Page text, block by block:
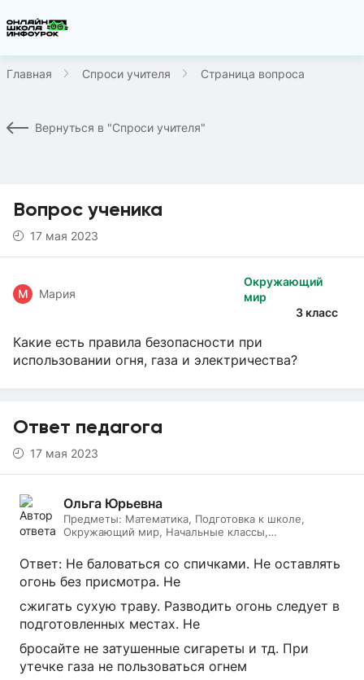
Главная Спроси учителя Страница вопроса
Вернуться в "Спроси учителя"
Вопрос ученика
17 мая 2023
Окружающий
мир
3 класс
М Мария
Какие есть правила безопасности при
использовании огня, газа и электричества?
Ответ педагога
17 мая 2023
Ольга Юрьевна
Предметы: Математика, Подготовка к школе,
Окружающий мир, Начальные классы,
Ответ: Не баловаться со спичками. Не оставлять
огонь без присмотра. Не
сжигать сухую траву. Разводить огонь следует в
подготовленных местах. Не
бросайте не затушенные сигареты и тд. При
утечке газа не пользоваться огнем